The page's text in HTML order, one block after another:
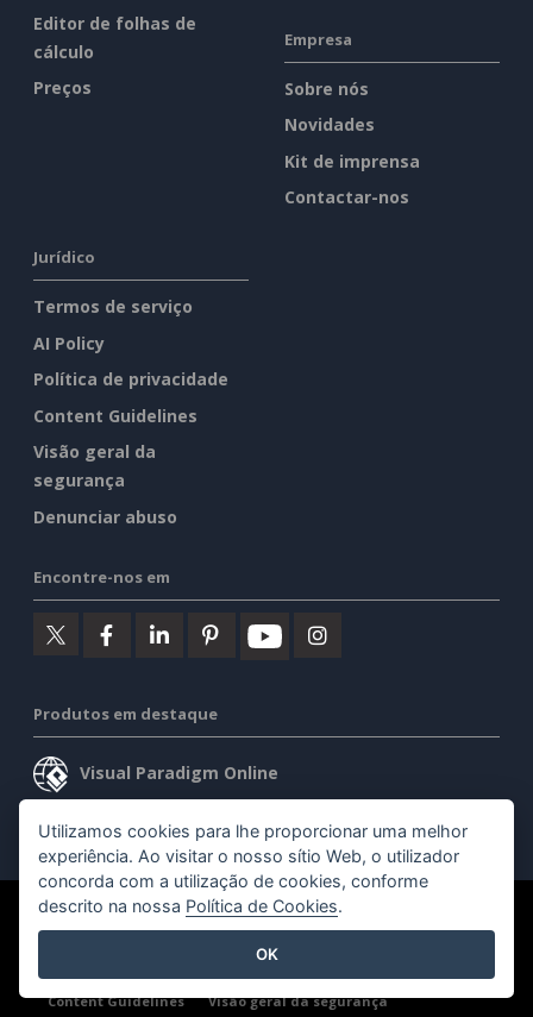
Editor de folhas de
cálculo
Preços
Empresa
Sobre nós
Novidades
Kit de imprensa
Contactar-nos
Jurídico
Termos de serviço
AI Policy
Política de privacidade
Content Guidelines
Visão geral da
segurança
Denunciar abuso
Encontre-nos em
Produtos em destaque
Visual Paradigm Online
Visual Paradigm Desktop
©2026 by Visual Paradigm. Todos os direitos reservados.
Content Guidelines
Visão geral da segurança
Utilizamos cookies para lhe proporcionar uma melhor
experiência. Ao visitar o nosso sítio Web, o utilizador
concorda com a utilização de cookies, conforme
descrito na nossa Política de Cookies.
OK